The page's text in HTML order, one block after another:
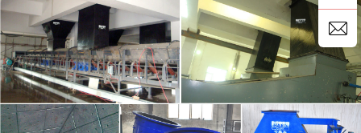
demostrado ser muy eficaz en la restauración del
desgaste...